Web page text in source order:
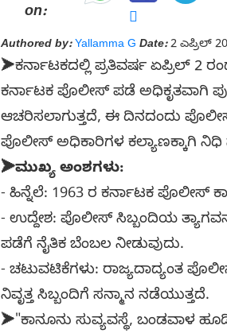
on:
Authored by: Yallamma G Date:2 ಎಪ್ರಿಲ್
➤ಕರ್ನಾಟಕದಲ್ಲಿ ಪ್ರತಿವರ್ಷ ಏಪ್ರಿಲ್ 2
ಕರ್ನಾಟಕ ಪೊಲೀಸ್ ಪಡೆ ಅಧಿಕೃತವಾಗಿ
ಆಚರಿಸಲಾಗುತ್ತದೆ, ಈ ದಿನದಂದು
ಪೊಲೀಸ್ ಅಧಿಕಾರಿಗಳ ಕಲ್ಯಾಣಕ್ಕಾಗಿ
➤ಮುಖ್ಯ ಅಂಶಗಳು:
- ಹಿನ್ನೆಲೆ: 1963 ರ ಕರ್ನಾಟಕ
- ಉದ್ದೇಶ: ಪೊಲೀಸ್ ಸಿಬ್ಬಂದಿಯ
ಪಡೆಗೆ ನೈತಿಕ ಬೆಂಬಲ ನೀಡುವುದು.
- ಚಟುವಟಿಕೆಗಳು: ರಾಜ್ಯದಾದ್ಯಂತ
ನಿವೃತ್ತ ಸಿಬ್ಬಂದಿಗೆ ಸನ್ಮಾನ ನಡೆಯುತ್ತದೆ.
➤"ಕಾನೂನು ಸುವ್ಯವಸ್ಥೆ, ಬಂಡವಾಳ